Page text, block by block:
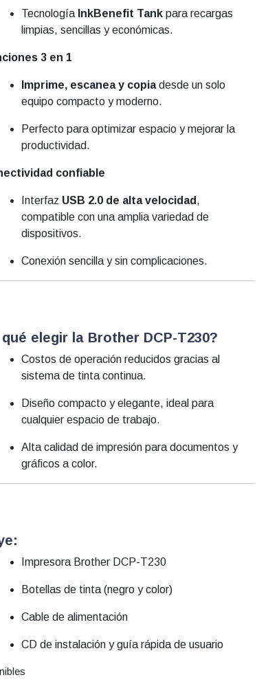
Tecnología InkBenefit Tankpara recargas
limpias, sencillas y económicas.
3 en 1
Imprime, escanea y copiadesde un solo
equipo compacto y moderno.
Perfecto para optimizar espacio y mejorar la
productividad.
confiable
Interfaz USB 2.0 de alta velocidad ,
compatible con una amplia variedad de
dispositivos.
Conexión sencilla y sin complicaciones.
elegir la Brother DCP-T230?
Costos de operación reducidos gracias al
sistema de tinta continua.
Diseño compacto y elegante, ideal para
cualquier espacio de trabajo.
Alta calidad de impresión para documentos y
gráficos a color.
Impresora Brother DCP-T230
Botellas de tinta (negro y color)
Cable de alimentación
CD de instalación y guía rápida de usuario